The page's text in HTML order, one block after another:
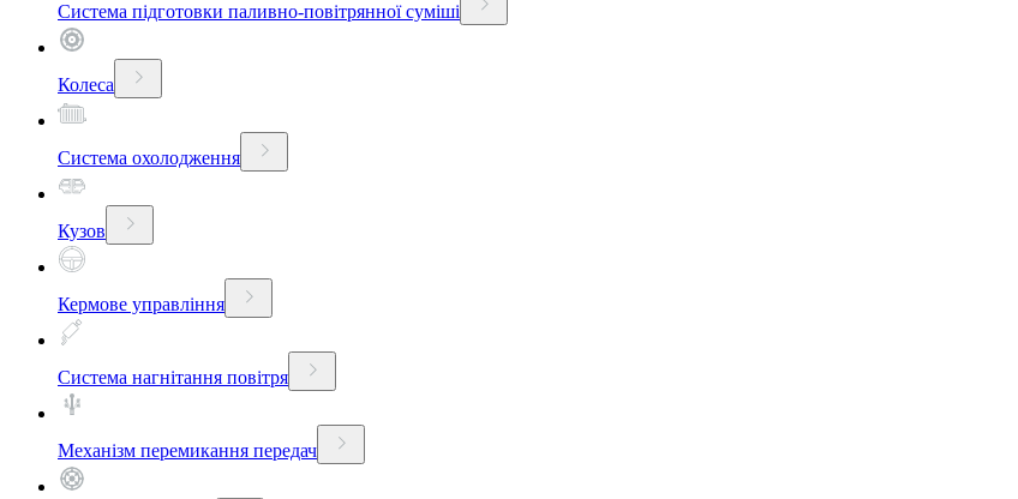
Система підготовки паливно-повітрянної суміші
Колеса
Система охолодження
Кузов
Кермове управління
Система нагнітання повітря
Механізм перемикання передач